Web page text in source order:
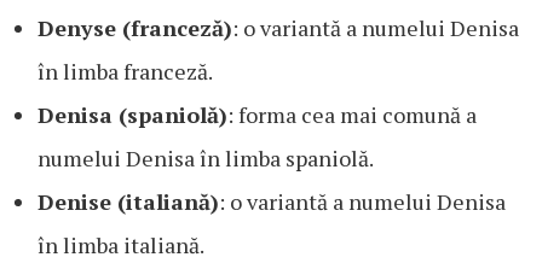
Denyse (franceză): o variantă a numelui Denisa
în limba franceză.
Denisa (spaniolă): forma cea mai comună a
numelui Denisa în limba spaniolă.
Denise (italiană): o variantă a numelui Denisa
în limba italiană.